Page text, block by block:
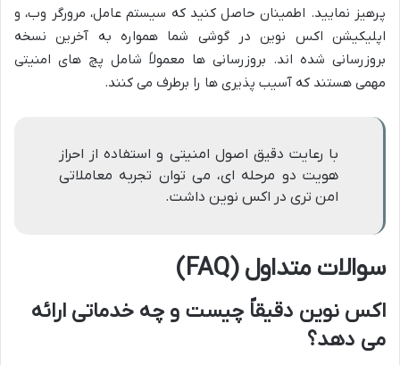
پرهیز نمایید. اطمینان حاصل کنید که سیستم عامل، مرورگر وب، و
اپلیکیشن اکس نوین در گوشی شما همواره به آخرین نسخه
بروزرسانی شده اند. بروزرسانی ها معمولاً شامل پچ های امنیتی
مهمی هستند که آسیب پذیری ها را برطرف می کنند.
با رعایت دقیق اصول امنیتی و استفاده از احراز
هویت دو مرحله ای، می توان تجربه معاملاتی
امن تری در اکس نوین داشت.
سوالات متداول (FAQ)
اکس نوین دقیقاً چیست و چه خدماتی ارائه
می دهد؟